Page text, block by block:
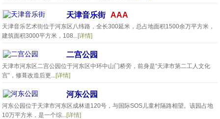
天津音乐街 AAA
天津音乐艺术街位于河东区八纬路，全长300延米，总占地面积1500余万平方米，
建筑面积3000平方米，108...[详情]
二宫公园
天津市河东区二宫公园位于河东区中环中山门桥旁，前身是“天津市第二工人文化
宫”，修葺改造后更...[详情]
河东公园
河东公园位于天津市河东区成林道120号，与国际SOS儿童村隔路相望。该园占地
10万平方米，是一个综...[详情]